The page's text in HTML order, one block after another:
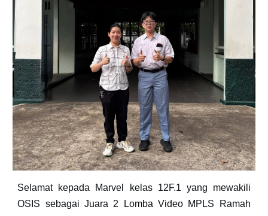
Selamat kepada Marvel kelas 12F.1 yang mewakili
OSIS sebagai Juara 2 Lomba Video MPLS Ramah